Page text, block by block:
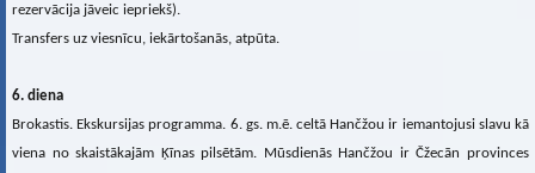
rezervācija jāveic iepriekš).
Transfers uz viesnīcu, iekārtošanās, atpūta.
6. diena
Brokastis. Ekskursijas programma. 6. gs. m.ē. celtā Hančžou ir iemantojusi slavu kā
viena no skaistākajām Ķīnas pilsētām. Mūsdienās Hančžou ir Čžecān provinces